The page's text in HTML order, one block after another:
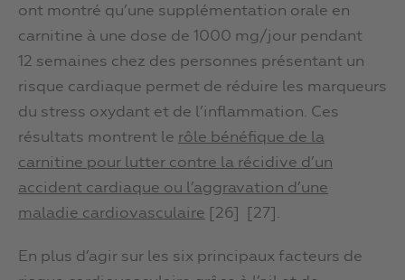
ont montré qu’une supplémentation orale en
carnitine à une dose de 1000 mg/jour pendant
12 semaines chez des personnes présentant un
risque cardiaque permet de réduire les marqueurs
du stress oxydant et de l’inflammation. Ces
résultats montrent le rôle bénéfique de la
carnitine pour lutter contre la récidive d’un
accident cardiaque ou l’aggravation d’une
maladie cardiovasculaire [26] [27].
En plus d’agir sur les six principaux facteurs de